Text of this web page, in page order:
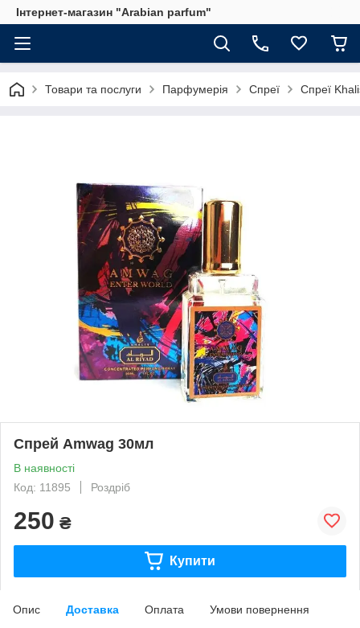
Інтернет-магазин "Arabian parfum"
Товари та послуги Парфумерія Спреї Спреї
Спрей Amwag 30мл
В наявності
Код: 11895
Роздріб
250 ₴
Купити
Опис Доставка Оплата Умови повернення